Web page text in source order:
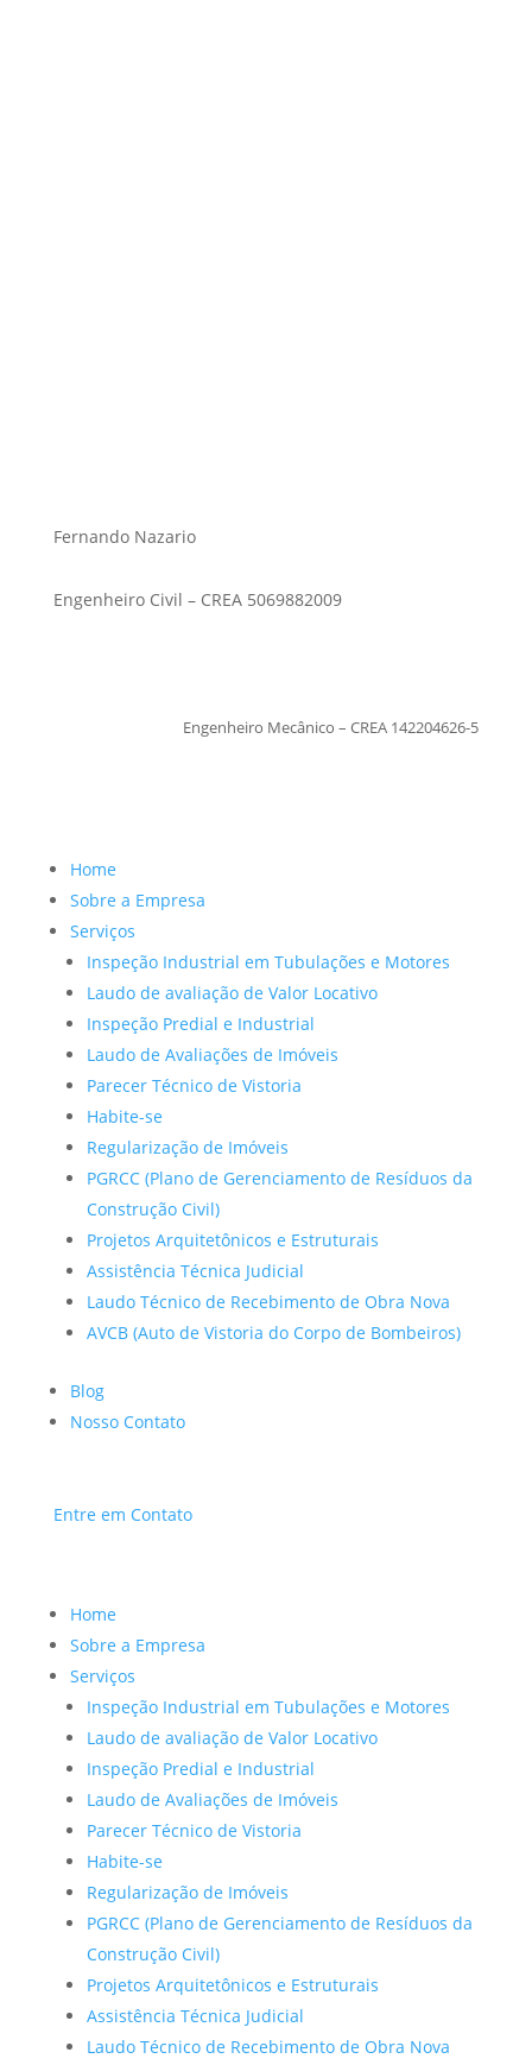
Fernando Nazario
Engenheiro Civil – CREA 5069882009
Engenheiro Mecânico – CREA 142204626-5
Home
Sobre a Empresa
Serviços
Inspeção Industrial em Tubulações e Motores
Laudo de avaliação de Valor Locativo
Inspeção Predial e Industrial
Laudo de Avaliações de Imóveis
Parecer Técnico de Vistoria
Habite-se
Regularização de Imóveis
PGRCC (Plano de Gerenciamento de Resíduos da
Construção Civil)
Projetos Arquitetônicos e Estruturais
Assistência Técnica Judicial
Laudo Técnico de Recebimento de Obra Nova
AVCB (Auto de Vistoria do Corpo de Bombeiros)
Blog
Nosso Contato
Entre em Contato
Home
Sobre a Empresa
Serviços
Inspeção Industrial em Tubulações e Motores
Laudo de avaliação de Valor Locativo
Inspeção Predial e Industrial
Laudo de Avaliações de Imóveis
Parecer Técnico de Vistoria
Habite-se
Regularização de Imóveis
PGRCC (Plano de Gerenciamento de Resíduos da
Construção Civil)
Projetos Arquitetônicos e Estruturais
Assistência Técnica Judicial
Laudo Técnico de Recebimento de Obra Nova